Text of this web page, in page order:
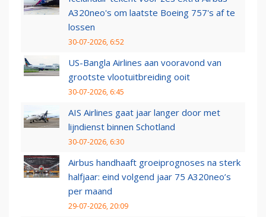
A320neo's om laatste Boeing 757's af te
lossen
30-07-2026, 6:52
US-Bangla Airlines aan vooravond van
grootste vlootuitbreiding ooit
30-07-2026, 6:45
AIS Airlines gaat jaar langer door met
lijndienst binnen Schotland
30-07-2026, 6:30
Airbus handhaaft groeiprognoses na sterk
halfjaar: eind volgend jaar 75 A320neo’s
per maand
29-07-2026, 20:09